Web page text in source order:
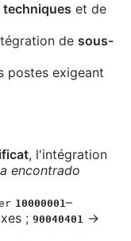
et de
de sous-
postes exigeant
, l'intégration
encontrado
10000001–
; 90040401 →